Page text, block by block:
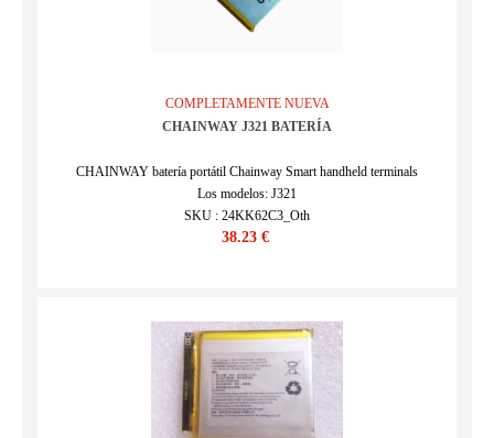
COMPLETAMENTE NUEVA
CHAINWAY J321 BATERÍA
CHAINWAY batería portátil Chainway Smart handheld terminals
Los modelos: J321
SKU : 24KK62C3_Oth
38.23 €